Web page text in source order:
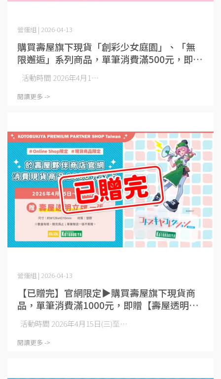
購買壽屋旗下現貨「創彩少女庭園」、「無
限邂逅」系列商品，單筆消費滿500元，即贈
【拍立得風格小卡】一個
營運組 | 2026-04-13
活動時間 2026年4月1⋯
閱讀更多 ->
【已贈完】官網限定▶購買壽屋旗下現貨商
品，單筆消費滿1000元，即贈【壽屋透明立
牌】一個
營運組 | 2026-04-13
活動時間 2026年4月15日(三)至⋯
閱讀更多 ->